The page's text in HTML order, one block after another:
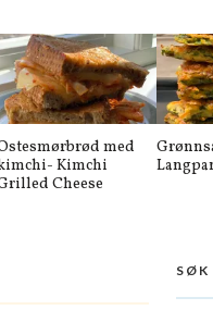
med
Kimchi
Cheese
SØK